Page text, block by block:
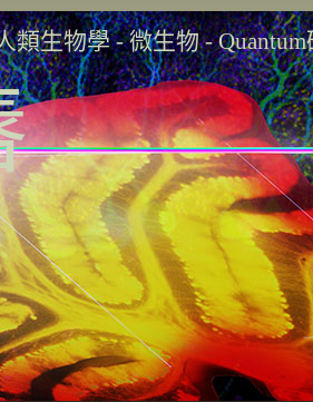
類生物學 - 微生物 -